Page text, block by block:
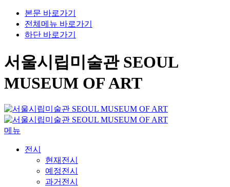
본문 바로가기
전체메뉴 바로가기
하단 바로가기
서울시립미술관 SEOUL
MUSEUM OF ART
메뉴
전시
현재전시
예정전시
과거전시